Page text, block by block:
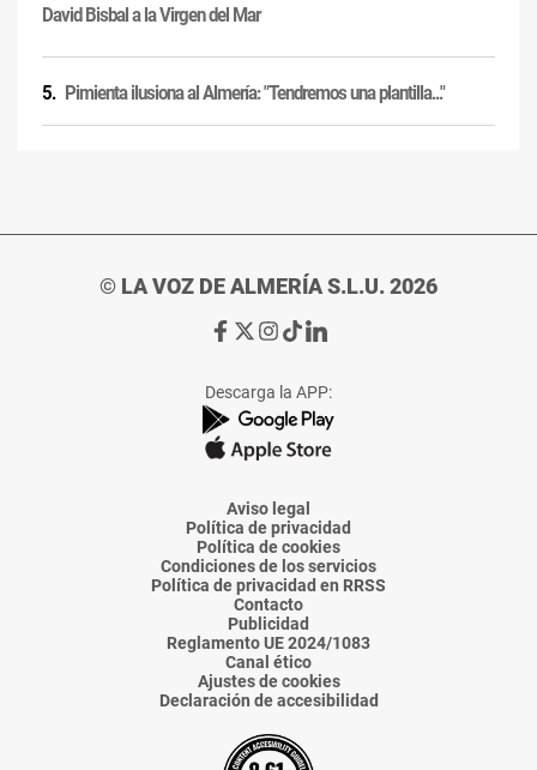
David Bisbal a la Virgen del Mar
Pimienta ilusiona al Almería: "Tendremos una plantilla..."
© LA VOZ DE ALMERÍA S.L.U. 2026
Ir
de
La
Voz
Almería
Ir
de
La
Voz
Almería
Ir
de
La
Voz
Almería
Ir
de
La
Voz
Almería
Ir
de
La
Voz
Descarga la APP:
Aviso legal
Política de privacidad
Política de cookies
Condiciones de los servicios
Política de privacidad en RRSS
Contacto
Publicidad
Reglamento UE 2024/1083
Canal ético
Ajustes de cookies
Declaración de accesibilidad